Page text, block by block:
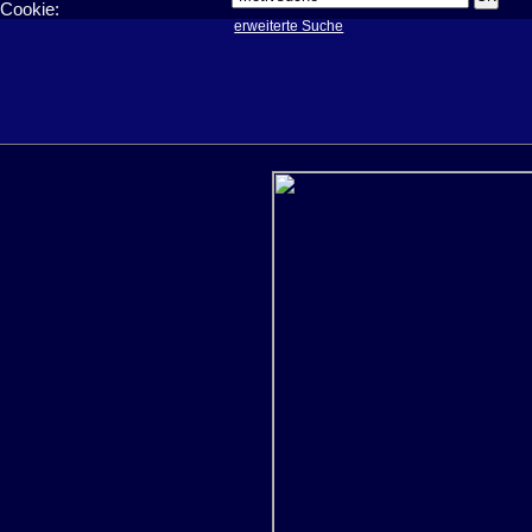
Cookie:
erweiterte Suche